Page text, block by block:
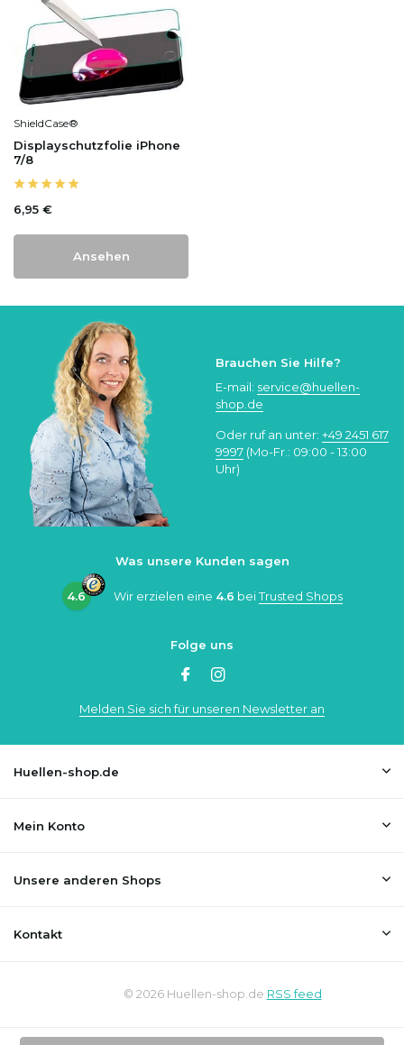
ShieldCase®
Displayschutzfolie iPhone
7/8
6,95 €
Ansehen
Brauchen Sie Hilfe?
E-mail: service@huellen-
shop.de
Oder ruf an unter: +49 2451 617
9997 (Mo-Fr.: 09:00 - 13:00
Uhr)
Was unsere Kunden sagen
4.6 Wir erzielen eine 4.6 beiTrusted Shops
Folge uns
Melden Sie sich für unseren Newsletter an
Huellen-shop.de
Mein Konto
Unsere anderen Shops
Kontakt
© 2026 Huellen-shop.de RSS feed